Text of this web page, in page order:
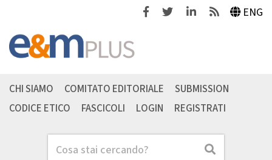
FacebookTwitterLinkedinFeeds ENG
Cerca Cerca
CHI SIAMO COMITATO EDITORIALE
SUBMISSION
CODICE ETICO
FASCICOLI LOGIN REGISTRATI